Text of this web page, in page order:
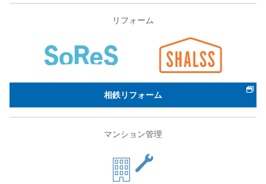
リフォーム
相鉄リフォーム
マンション管理